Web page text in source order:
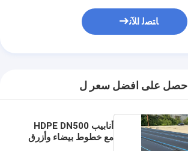
ﺎﺘﺼﻟ ﺍﻶﻧ
احصل على افضل سعر ل
أنابيب HDPE DN500
مع خطوط بيضاء وأزرق